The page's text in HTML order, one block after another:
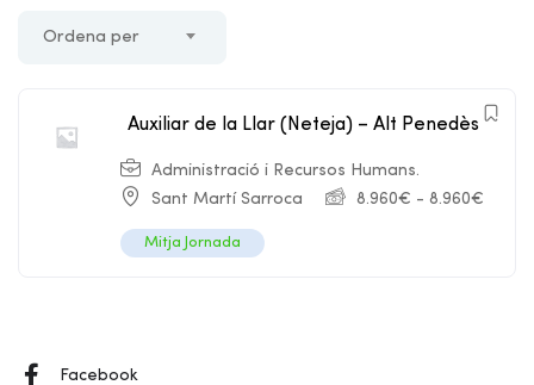
Ordena per
Administració i Recursos Humans.
Sant Martí Sarroca
8.960€ - 8.960€
Mitja Jornada
Facebook